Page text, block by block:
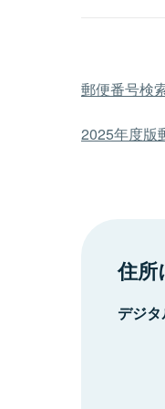
郵便番号検
2025年度版
住所
デジ